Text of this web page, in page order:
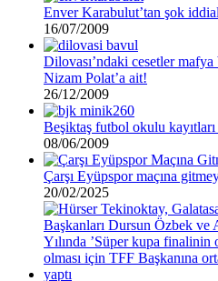
Enver Karabulut’tan şok
16/07/2009
Dilovası’ndaki cesetler
Nizam Polat’a ait!
26/12/2009
Beşiktaş futbol okulu kayıtları
08/06/2009
Çarşı Eyüpspor maçına
20/02/2025